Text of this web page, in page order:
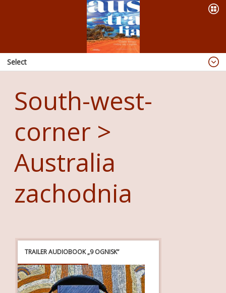
Select
Dzieje się
PREZENTACJE
WYPRAWY
KSIĄŻKI
ABORIGINAL ART
FOTOGALERIA
O MNIE
KONTAKT
South-west-
corner >
Australia
zachodnia
TRAILER AUDIOBOOK „9 OGNISK”